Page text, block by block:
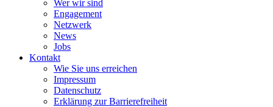
Wer wir sind
Engagement
Netzwerk
News
Jobs
Kontakt
Wie Sie uns erreichen
Impressum
Datenschutz
Erklärung zur Barrierefreiheit